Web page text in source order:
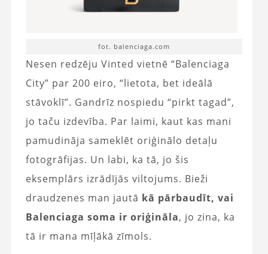
fot. balenciaga.com
Nesen redzēju Vinted vietnē “Balenciaga
City” par 200 eiro, “lietota, bet ideālā
stāvoklī”. Gandrīz nospiedu “pirkt tagad”,
jo taču izdevība. Par laimi, kaut kas mani
pamudināja sameklēt oriģinālo detaļu
fotogrāfijas. Un labi, ka tā, jo šis
eksemplārs izrādījās viltojums. Bieži
draudzenes man jautā kā pārbaudīt, vai
Balenciaga soma ir oriģināla, jo zina, ka
tā ir mana mīļākā zīmols.